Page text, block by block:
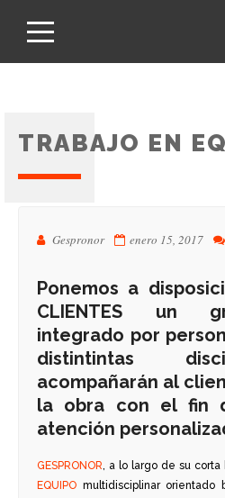
TRABAJO EN
Gespronor enero 15, 2017
Ponemos a
CLIENTES un
integrado por
distintintas
acompañarán al
la obra con el fin
atención
GESPRONOR, a lo largo de su corta
EQUIPO multidisciplinar orientado